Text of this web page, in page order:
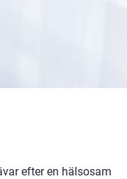
efter en hälsosam